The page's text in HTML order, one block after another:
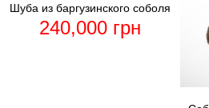
Шуба из баргузинского соболя
240,000 грн